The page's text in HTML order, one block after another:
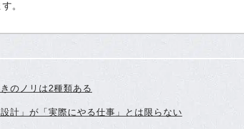
。
のノリは2種類ある
計」が「実際にやる仕事」とは限らない